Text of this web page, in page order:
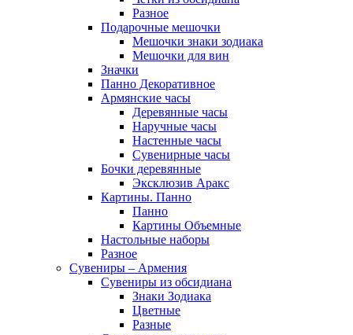
Разное
Подарочные мешочки
Мешочки знаки зодиака
Мешочки для вин
Значки
Панно Декоративное
Армянские часы
Деревянные часы
Наручные часы
Настенные часы
Сувенирные часы
Бочки деревянные
Эксклюзив Аракс
Картины. Панно
Панно
Картины Объемные
Настольные наборы
Разное
Сувениры – Армения
Сувениры из обсидиана
Знаки Зодиака
Цветные
Разные